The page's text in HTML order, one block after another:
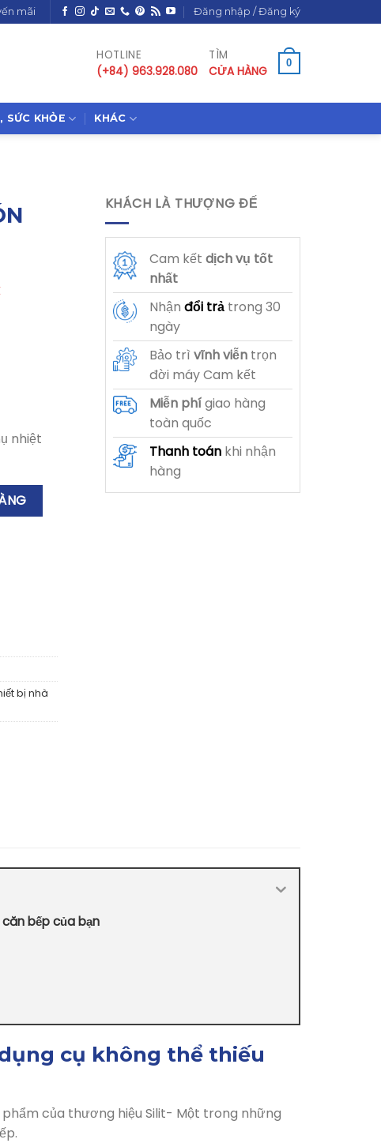
mãi Đăng nhập / Đăng ký
HOTLINE
(+84) 963.928.080
TÌM
CỬA HÀNG
0
SỨC KHỎE KHÁC
nhiệt
bị nhà
KHÁCH LÀ THƯỢNG ĐẾ
Cam kết dịch vụ tốt
nhất
Nhận đổi trảtrong 30
ngày
Bảo trì vĩnh viễntrọn
đời máy Cam kết
Miễn phígiao hàng
toàn quốc
Thanh toán khi nhận
hàng
căn bếp của bạn
dụng cụ không thể thiếu
của thương hiệu Silit- Một trong những